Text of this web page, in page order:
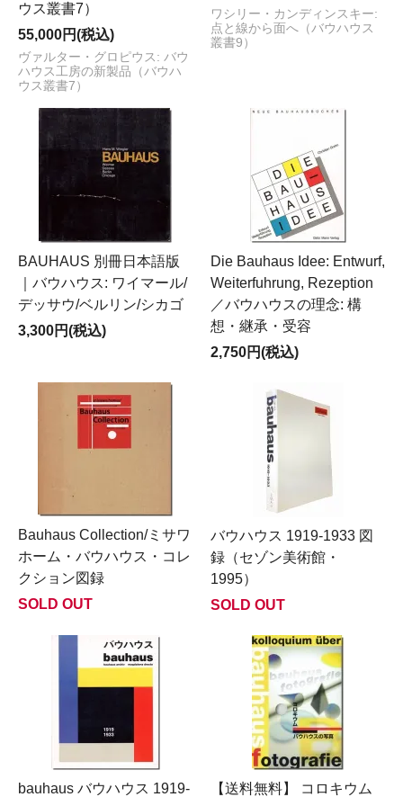
ウス叢書7）
55,000円(税込)
ヴァルター・グロピウス: バウ
ハウス工房の新製品（バウハ
ウス叢書7）
ワシリー・カンディンスキー:
点と線から面へ（バウハウス
叢書9）
BAUHAUS 別冊日本語版
｜バウハウス: ワイマール/
デッサウ/ベルリン/シカゴ
3,300円(税込)
Die Bauhaus Idee: Entwurf,
Weiterfuhrung, Rezeption
／バウハウスの理念: 構
想・継承・受容
2,750円(税込)
Bauhaus Collection/ミサワ
ホーム・バウハウス・コレ
クション図録
SOLD OUT
バウハウス 1919-1933 図
録（セゾン美術館・
1995）
SOLD OUT
bauhaus バウハウス 1919-
【送料無料】 コロキウム